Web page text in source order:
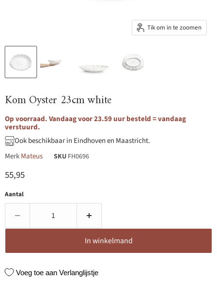
Tik om in te zoomen
Kom Oyster 23cm white
Op voorraad. Vandaag voor 23.59 uur besteld = vandaag
verstuurd.
Ook beschikbaar in Eindhoven en Maastricht.
MerkMateus SKU FH0696
Huidige prijs
55,95
Aantal
In winkelmand
Voeg toe aan Verlanglijstje